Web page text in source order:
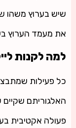
שיש בערוץ משהו
את מעמד הערוץ
למה לקנות
כל פעילות
האלגוריתם שקיים
פעולה אקטיבית